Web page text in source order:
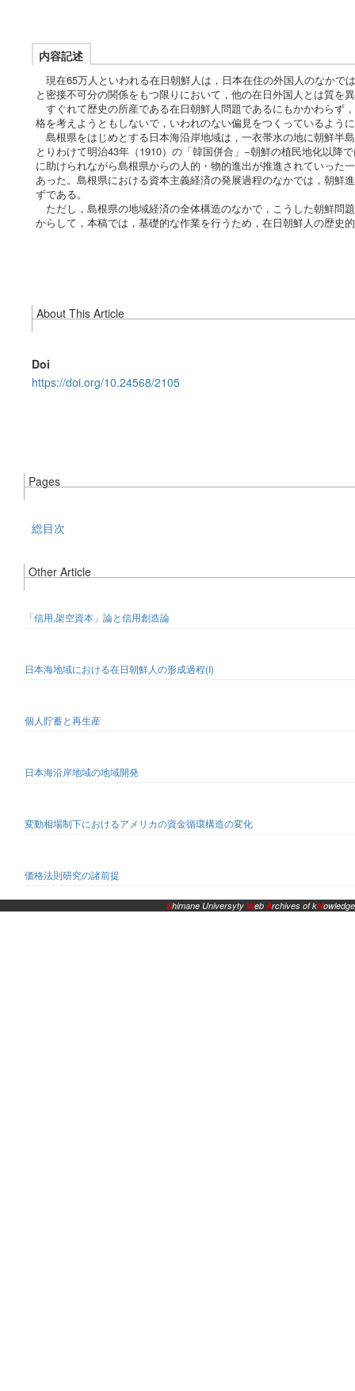
内容記述
現在65万人といわれる在日朝鮮人は，日本在住の外国人のなかで
と密接不可分の関係をもつ限りにおいて，他の在日外国人とは質を
すぐれて歴史の所産である在日朝鮮人問題であるにもかかわらず
格を考えようともしないで，いわれのない偏見をつくっているよう
島根県をはじめとする日本海沿岸地域は，一衣帯水の地に朝鮮半
とりわけて明治43年（1910）の「韓国併合」−朝鮮の植民地化以降
に助けられながら島根県からの人的・物的進出が推進されていっ
あった。島根県における資本主義経済の発展過程のなかでは，朝鮮
ずである。
ただし，島根県の地域経済の全体構造のなかで，こうした朝鮮問
からして，本稿では，基礎的な作業を行うため，在日朝鮮人の歴史
About This Article
Doi
https://doi.org/10.24568/2105
Pages
総目次
Other Article
「信用,架空資本」論と信用創造論
日本海地域における在日朝鮮人の形成過程(I)
個人貯蓄と再生産
日本海沿岸地域の地域開発
変動相場制下におけるアメリカの資金循環構造の変化
価格法則研究の諸前提
Shimane Universyty WebArchives of kNowledge